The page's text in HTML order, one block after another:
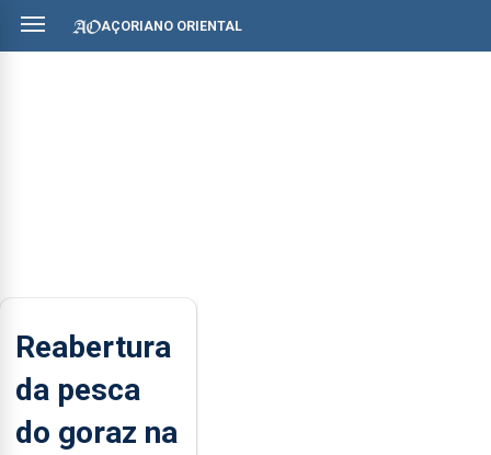
AÇORIANO ORIENTAL
Reabertura
da pesca
do goraz na